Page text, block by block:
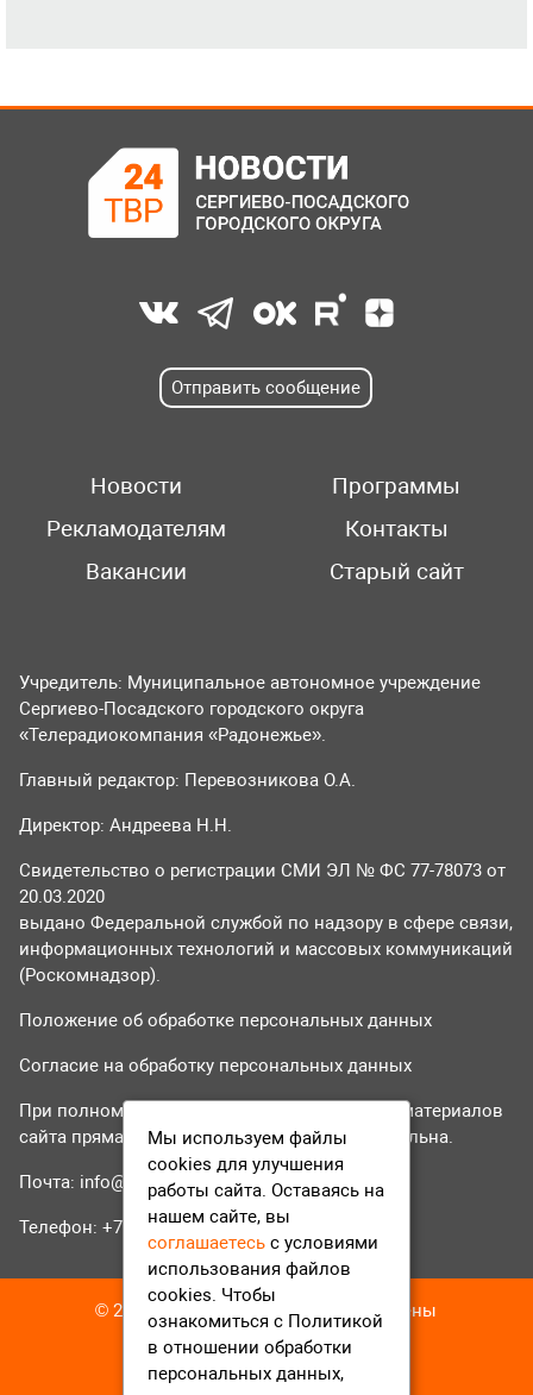
Отправить сообщение
Новости
Программы
Рекламодателям
Контакты
Вакансии
Старый сайт
Учредитель: Муниципальное автономное учреждение
Сергиево-Посадского городского округа
«Телерадиокомпания «Радонежье».
Главный редактор: Перевозникова О.А.
Директор: Андреева Н.Н.
Свидетельство о регистрации СМИ ЭЛ № ФС 77-78073 от
20.03.2020
выдано Федеральной службой по надзору в сфере связи,
информационных технологий и массовых коммуникаций
(Роскомнадзор).
Положение об обработке персональных данных
Согласие на обработку персональных данных
При полном или частичном использовании материалов
сайта прямая гиперссылка на tvr24.tv обязательна.
Почта: info@tvr24.tv
Телефон: +7 (496) 551-04-95
© 2016-2023 ТВР24 Все права защищены
Мы используем файлы
cookies для улучшения
работы сайта. Оставаясь на
нашем сайте, вы
соглашаетесь с условиями
использования файлов
cookies. Чтобы
ознакомиться с Политикой
в отношении обработки
персональных данных,